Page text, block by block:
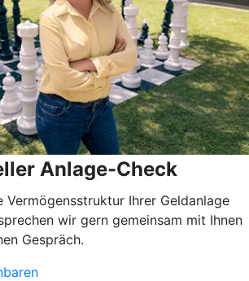
Anlage-Check
Vermögensstruktur Ihrer Geldanlage
wir gern gemeinsam mit Ihnen
Gespräch.